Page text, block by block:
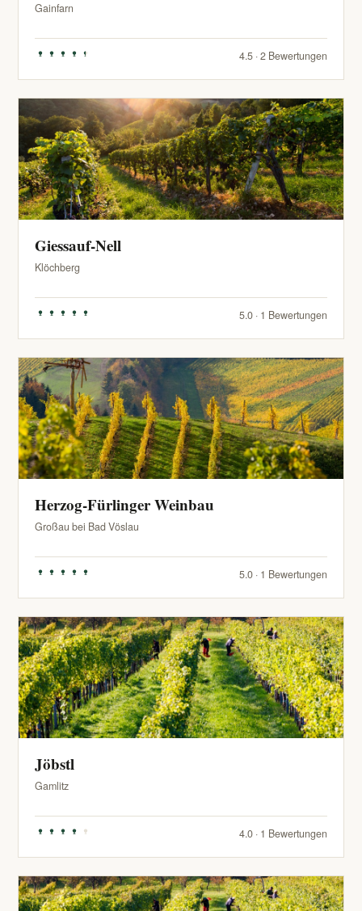
Gainfarn
4.5 · 2 Bewertungen
Giessauf-Nell
Klöchberg
5.0 · 1 Bewertungen
Herzog-Fürlinger Weinbau
Großau bei Bad Vöslau
5.0 · 1 Bewertungen
Jöbstl
Gamlitz
4.0 · 1 Bewertungen